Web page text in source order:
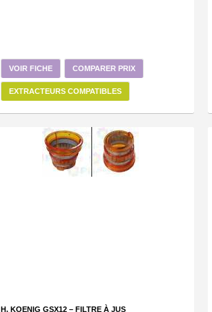
VOIR FICHE COMPARER PRIX
EXTRACTEURS COMPATIBLES
H. KOENIG GSX12 – FILTRE À JUS